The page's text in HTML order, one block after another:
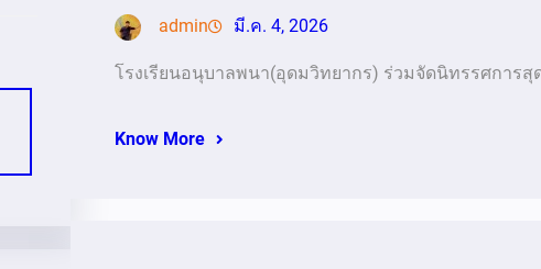
admin มี.ค. 4, 2026
โรงเรียนอนุบาลพนา(อุดมวิทยากร) ร่วมจัดนิทรรศการสุ
Know More